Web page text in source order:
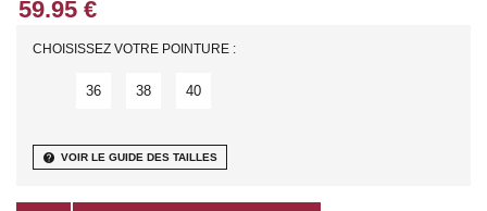
CHOISISSEZ VOTRE POINTURE :
36 38 40
help VOIR LE GUIDE DES TAILLES